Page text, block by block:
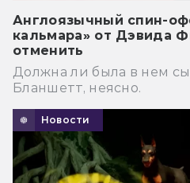
Англоязычный спин-
кальмара» от Дэвида
отменить
Должна ли была в нем
Бланшетт, неясно.
Новости